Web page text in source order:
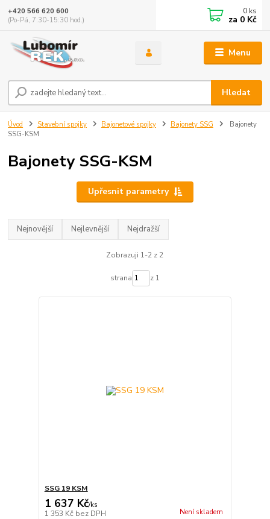
Menu
Hledat
+420 566 620 600
(Po-Pá, 7:30-15:30 hod.)
0 ks
za 0 Kč
Úvod Stavební spojky Bajonetové spojky Bajonety SSG
Bajonety
SSG-KSM
Bajonety SSG-KSM
Upřesnit parametry
Nejnovější Nejlevnější Nejdražší
Zobrazuji 1-2 z 2
strana z 1
SSG 19 KSM
1 637 Kč/ks
1 353 Kč bez DPH Není skladem